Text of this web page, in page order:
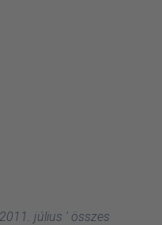
július ' összes